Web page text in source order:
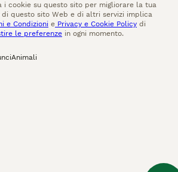
i cookie su questo sito per migliorare la tua
di questo sito Web e di altri servizi implica
e Condizioni e Privacy e Cookie Policy di
le preferenze in ogni momento.